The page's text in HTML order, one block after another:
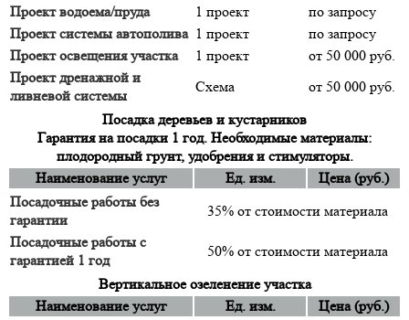
Проект водоема/пруда 1 проект
по запросу
Проект системы автополива 1 проект
по запросу
Проект освещения участка
1 проект
от 50 000 руб.
Проект дренажной и
ливневой системы
Схема
от 50 000 руб.
Посадка деревьев и кустарников
Гарантия на посадки 1 год. Необходимые материалы:
плодородный грунт, удобрения и стимуляторы.
Наименование услуг
Ед. изм.
Цена (руб.)
Посадочные работы без
гарантии
35% от стоимости материала
Посадочные работы с
гарантией 1 год
50% от стоимости материала
Вертикальное озеленение участка
Наименование услуг
Ед. изм.
Цена (руб.)